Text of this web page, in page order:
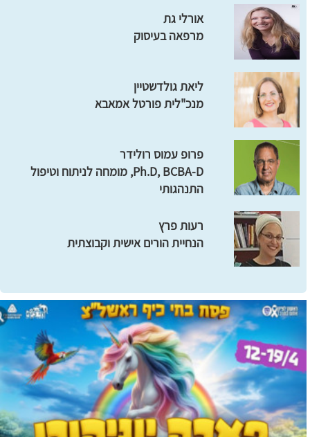
אורלי גת
מרפאה בעיסוק
ליאת גולדשטיין
מנכ"לית פורטל אמאבא
פרופ עמוס רולידר
Ph.D, BCBA-D, מומחה לניתוח וטיפול
התנהגותי
רעות פרץ
הנחיית הורים אישית וקבוצתית